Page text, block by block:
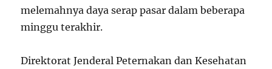
melemahnya daya serap pasar dalam beberapa
minggu terakhir.
Direktorat Jenderal Peternakan dan Kesehatan